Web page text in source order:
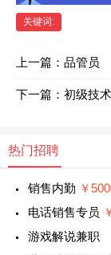
关键词:
上一篇： 品管员
下一篇： 初级技
热门招聘
销售内勤 ￥
电话销售专员
游戏解说兼职